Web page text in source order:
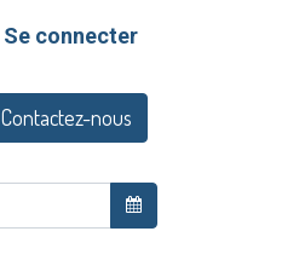
Se connecter
Contactez-nous